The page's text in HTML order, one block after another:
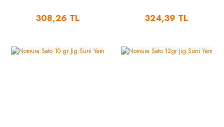
308,26 TL 324,39 TL